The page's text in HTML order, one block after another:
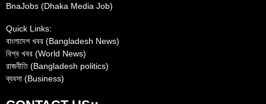
BnaJobs (Dhaka Media Job)
Quick Links:
বাংলাদেশ খবর (Bangladesh News)
বিশ্ব খবর (World News)
রাজনীতি (Bangladesh politics)
ব্যবসা (Business)